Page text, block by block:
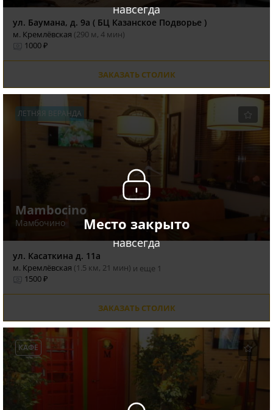
навсегда
ул. Баумана, д. 9а ( БЦ Казанское Подворье )
м. Кремлёвская (290 м, 4 мин)
1000 ₽
ЗАКАЗАТЬ СТОЛИК
Место закрыто
навсегда
ЛЕТНЯЯ ВЕРАНДА
Mambocino
Мамбочино
ул. Касаткина д. 11а
м. Кремлёвская (1.5 км, 21 мин) и еще 1
1500 ₽
ЗАКАЗАТЬ СТОЛИК
КАФЕ